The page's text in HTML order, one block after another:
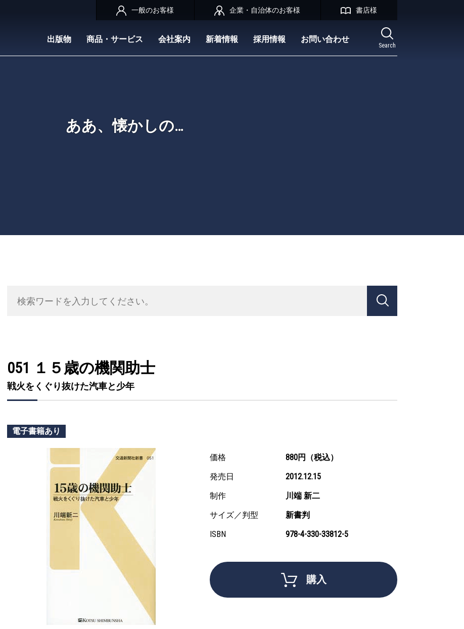
Search
出版物 商品・サービス 会社案内 新着情報 採用情報 お問い合わせ
一般のお客様 企業・自治体のお客様 書店様
ああ、懐かしの…
051 １５歳の機関助士
戦火をくぐり抜けた汽車と少年
電子書籍あり
価格
880円（税込）
発売日
2012.12.15
制作
川端 新二
サイズ／判型
新書判
ISBN
978-4-330-33812-5
購入